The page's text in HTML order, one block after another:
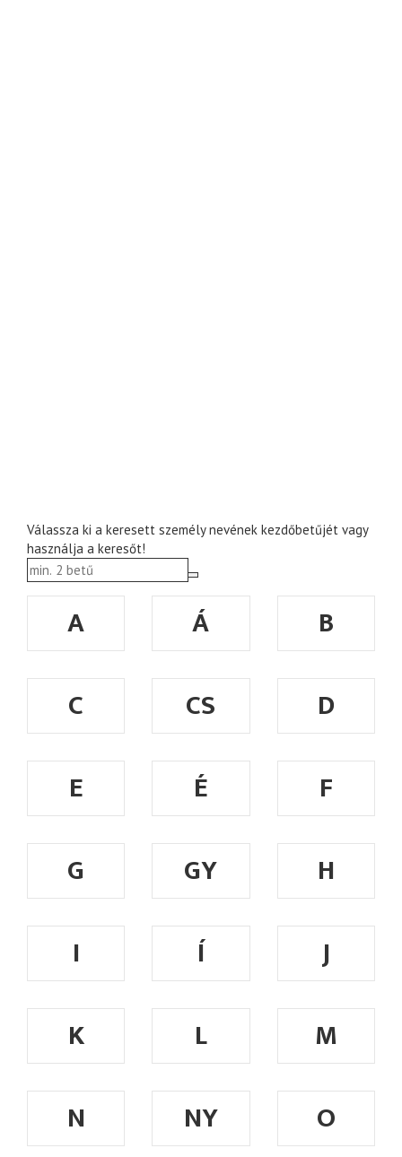
Válassza ki a keresett személy nevének kezdőbetűjét vagy
használja a keresőt!
A Á
B
C
CS
D
E
É
F
G
GY
H
I
Í
J
K
L
M
N
NY
O